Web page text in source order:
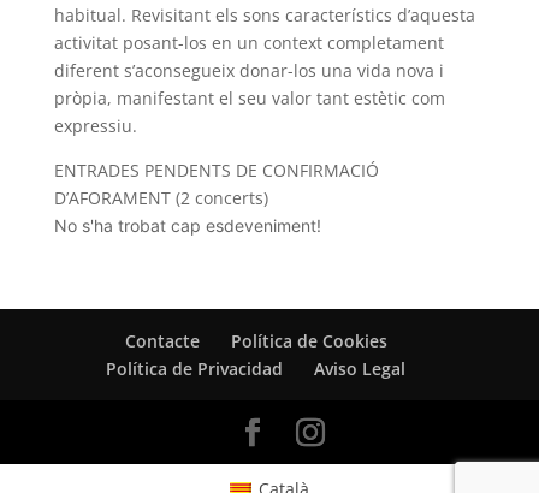
habitual. Revisitant els sons característics d’aquesta
activitat posant-los en un context completament
diferent s’aconsegueix donar-los una vida nova i
pròpia, manifestant el seu valor tant estètic com
expressiu.
ENTRADES PENDENTS DE CONFIRMACIÓ
D’AFORAMENT (2 concerts)
No s'ha trobat cap esdeveniment!
Contacte
Política de Cookies
Política de Privacidad
Aviso Legal